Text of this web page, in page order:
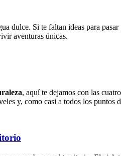
dulce. Si te faltan ideas para
aventuras únicas.
, aquí te dejamos con las
y, como casi a todos los puntos